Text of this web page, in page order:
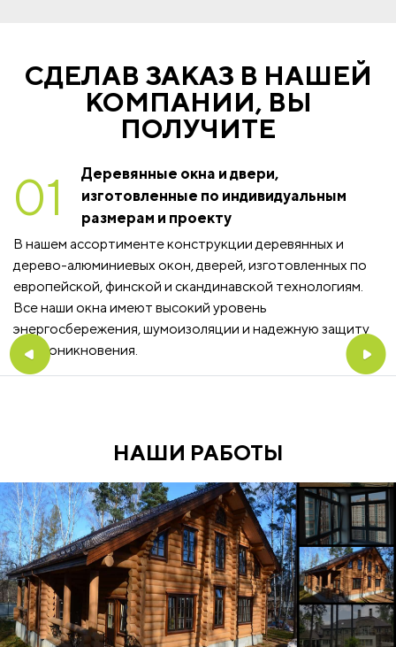
СДЕЛАВ ЗАКАЗ В НАШЕЙ
КОМПАНИИ, ВЫ
ПОЛУЧИТЕ
01
Деревянные окна и двери,
изготовленные по индивидуальным
размерам и проекту
В нашем ассортименте конструкции деревянных и
дерево-алюминиевых окон, дверей, изготовленных по
европейской, финской и скандинавской технологиям.
Все наши окна имеют высокий уровень
энергосбережения, шумоизоляции и надежную защиту
от проникновения.
НАШИ РАБОТЫ